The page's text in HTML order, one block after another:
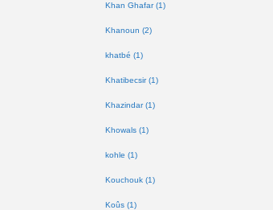
Khan Ghafar (1)
Khanoun (2)
khatbé (1)
Khatibecsir (1)
Khazindar (1)
Khowals (1)
kohle (1)
Kouchouk (1)
Koûs (1)